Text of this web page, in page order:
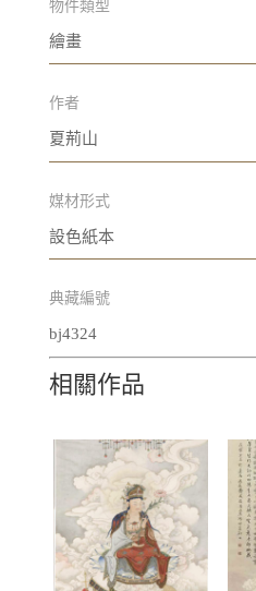
物件類型
繪畫
作者
夏荊山
媒材形式
設色紙本
典藏編號
bj4324
相關作品